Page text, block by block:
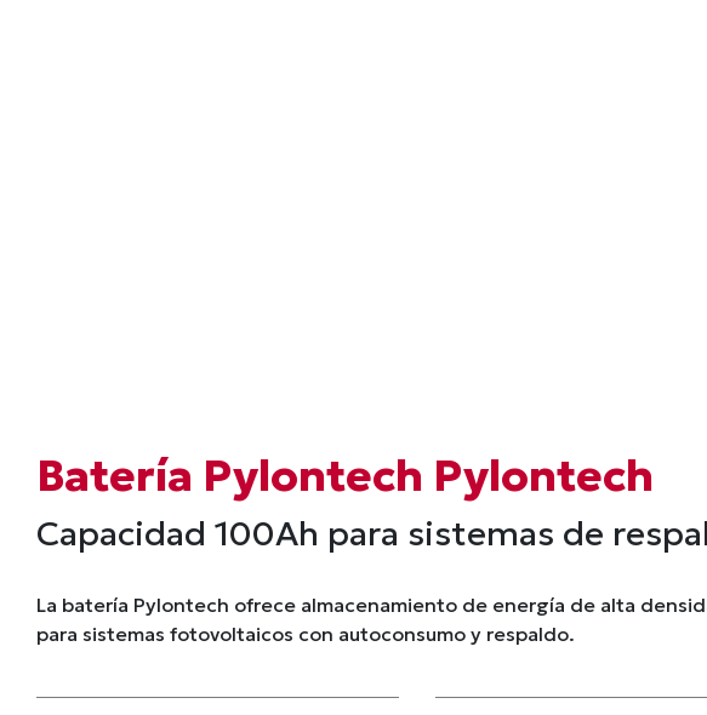
Batería Pylontech Pylontech
Capacidad 100Ah para sistemas de
La batería Pylontech ofrece almacenamiento de energía de alta
para sistemas fotovoltaicos con autoconsumo y respaldo.